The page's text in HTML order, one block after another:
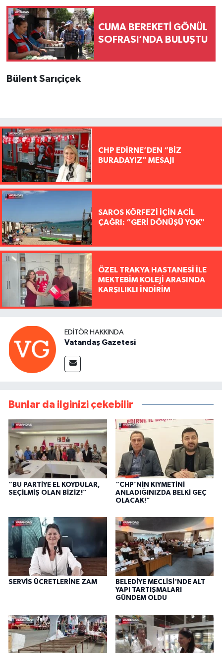
CUMA BEREKETİ GÖNÜL
SOFRASI’NDA BULUŞTU
Bülent Sarıçiçek
CHP EDİRNE’DEN “BİZ
BURADAYIZ” MESAJI
SAROS KÖRFEZİ İÇİN ACİL
ÇAĞRI: “GERİ DÖNÜŞÜ YOK"
ÖZEL TRAKYA HASTANESİ İLE
MEKTEBİM KOLEJİ ARASINDA
KARŞILIKLI İNDİRİM
EDITÖR HAKKINDA
Vatandaş Gazetesi
Bunlar da ilginizi çekebilir
“BU PARTİYE EL KOYDULAR,
SEÇİLMİŞ OLAN BİZİZ!”
“CHP’NİN KIYMETİNİ
ANLADIĞINIZDA BELKİ GEÇ
OLACAK!”
SERVİS ÜCRETLERİNE ZAM
BELEDİYE MECLİSİ'NDE ALT
YAPI TARTIŞMALARI
GÜNDEM OLDU